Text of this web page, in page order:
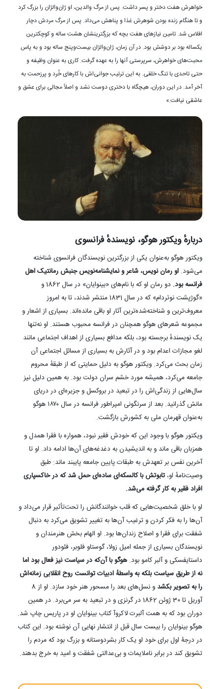
خواهرش هفت دختر و پسر داشت. پس از مرگ والدین، او ژان‌والژان را بزرگ کرد
و تا هنگام زنده‌ بودن شوهرش غذا و پناهش می‌داد. پس از مرگ مردش دچار
افلاس شد. تامین نیازهای هفت بچه که بزرگترینشان هشت ساله و کوچکترین
یکساله بود بر دوشش بود. در آن زمان، ژان‌والژان بیست‌وپنج ساله بود و به پاس
محبت‌های خواهرش، سرپرستی آنها را به عهده گرفت. کاری به عنوان وظیفه و
حتی تاحدی با تنگ خلقی. به این ترتیب جوانی‌اش با کارهای خُرد و پرزحمت به
آخر آمد. در این دوران، هیچگاه با دختری دوست نشد و اصلاً مجالی برای عشق و
عاشقی نیافت.»
دربارهٔ ویکتور هوگو، نویسندهٔ فرانسوی
ویکتور هوگو به‌عنوان یکی از بزرگترین نویسندگان فرانسوی شناخته
می‌شود. او رمان نویس، شاعر و نمایشنامه‌نویس جنبش رمانتیک اهل
فرانسه بود.
دو رمان او که با نام‌های «بینوایان» در سال 1862 و
«گوژپشت نوتردام» که در سال 1831 منتشر شدند، تا به امروز
معروف‌ترین و شناخته‌شده‌ترین آثار او باقی مانده‌اند. بسیاری از اشعار و
مجموعه شعرهای هوگو همچنان در فرانسه محبوب هستند. او نه‌تنها
یک نویسندهٔ برجسته بود، بلکه مدافع بسیاری از اهداف اجتماعی مانند
لغو مجازات اعدام بود و در آثارش به بسیاری از مسائل اجتماعی آن
زمان بحث می‌کرد. ویکتور هوگو به دلیل حمایتی که از طبقه‌ٔ محروم
جامعه می‌کرد، همیشه مورد خشم سران دولت بود. به همین دلیل نیز
سال‌هایی از زندگی‌اش را در تبعید در بروکسل و جزیره‌ای در دریای
مانش گذرانید. بعد از سرنگونی امپراطور فرانسه در سال ۱۸۷۰ هوگو
به‌عنوان قهرمان ملی به کشورش بازگشت.
ویکتور هوگو با وجود این که خودش فقیر نبود، همواره با فقرا همدل و
همزبان باقی ماند و به اندیشیدن به دغدغه‌های آن‌ها ادامه داد. او تا
آخرین نفس بر تعهدش به طبقات پایین جامعه پایبند ماند: طبق
وصیت‌نامهٔ او، تابوتش با کالسکه‌ای ساده‌ای حمل شد که در خاکسپاری
افراد فقیر به کار گرفته می‌شد.
او با خلق شخصیت‌هایی که قلب خوانندگانش را تحت‌تأثیر قرار می‌داد و
آن‌ها را به فکر کردن و ترغیب آن‌ها به تغییر تشویق می‌کرد به دنبال
شفقت برای فقرا و اصلاح زندان‌ها بود. او الهام بخش هنرمندان و
نویسندگان بسیاری از جمله امیل زولا، گوستاو فلوبر، فئودور
داستایفسکی و آلبر کامو بود. هوگو با آن‌که در سیاست نیز فعال بود اما
نه از طریق سیاست بلکه به واسطهٔ ادبیات توانست روح انقلابی زمانه‌اش
را به تصویر بکشد
و نسل‌های بعد را مسحور هنر خود سازد. او از 8
آوریل تا 30 ژوئن 1862 در گرنزی و در تبعید به سر می‌برد. در همین
دوران بود که به همت آلبرت لاکروآ کتاب بینوایان او در پاریس چاپ شد.
هوگو بینوایان را بیست سال قبل از انتشار نهایی آن نوشته بود. این کتاب
در درجۀ اول برای خود او یک کار بشردوستانه و بزرگ بود که مردم را
تشویق کند در برابر ناملایمات و بی‌عدالتی شفقت و امید به خرج بدهند.